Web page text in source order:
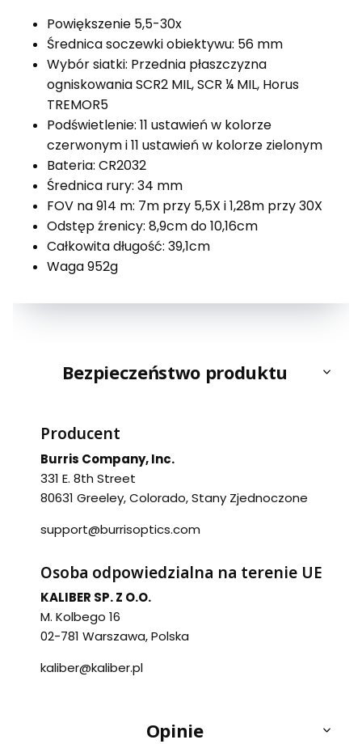
Powiększenie 5,5-30x
Średnica soczewki obiektywu: 56 mm
Wybór siatki: Przednia płaszczyzna
ogniskowania SCR2 MIL, SCR ¼ MIL, Horus
TREMOR5
Podświetlenie: 11 ustawień w kolorze
czerwonym i 11 ustawień w kolorze zielonym
Bateria: CR2032
Średnica rury: 34 mm
FOV na 914 m: 7m przy 5,5X i 1,28m przy 30X
Odstęp źrenicy: 8,9cm do 10,16cm
Całkowita długość: 39,1cm
Waga 952g
Bezpieczeństwo produktu
Producent
Burris Company, Inc.
331 E. 8th Street
80631 Greeley, Colorado, Stany Zjednoczone
support@burrisoptics.com
Osoba odpowiedzialna na terenie UE
KALIBER SP. Z O.O.
M. Kolbego 16
02-781 Warszawa, Polska
kaliber@kaliber.pl
Opinie